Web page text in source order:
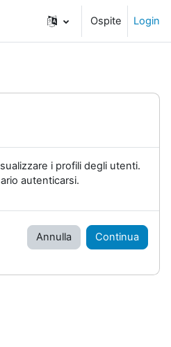
Ospite Login
i profili degli utenti.
autenticarsi.
Annulla Continua